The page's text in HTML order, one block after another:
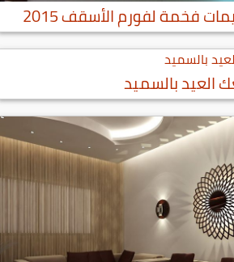
فخمة لفورم الأسقف 2015
العيد بالسميد